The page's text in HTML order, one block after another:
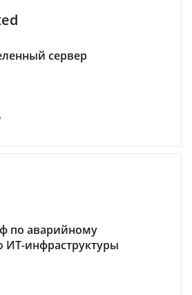
сервер
по аварийному
ИТ-инфраструктуры